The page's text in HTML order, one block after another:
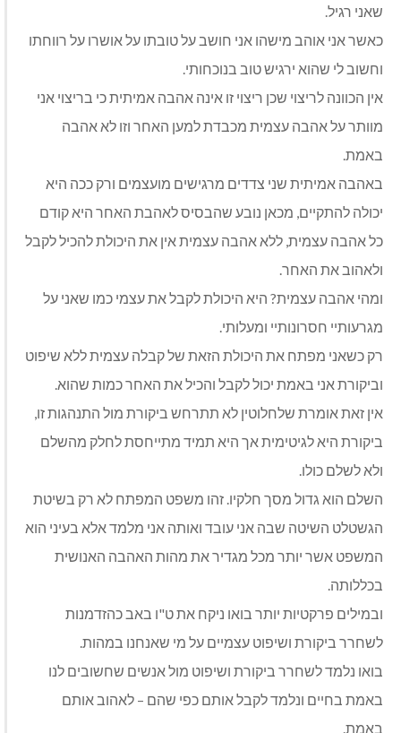
שאני רגיל.
כאשר אני אוהב מישהו אני חושב על טובתו על אושרו על רווחתו
וחשוב לי שהוא ירגיש טוב בנוכחותי.
אין הכוונה לריצוי שכן ריצוי זו אינה אהבה אמיתית כי בריצוי אני
מוותר על אהבה עצמית מכבדת למען האחר וזו לא אהבה
באמת.
באהבה אמיתית שני צדדים מרגישים מועצמים ורק ככה היא
יכולה להתקיים, מכאן נובע שהבסיס לאהבת האחר היא קודם
כל אהבה עצמית, ללא אהבה עצמית אין את היכולת להכיל לקבל
ולאהוב את האחר.
ומהי אהבה עצמית? היא היכולת לקבל את עצמי כמו שאני על
מגרעותיי חסרונותיי ומעלותי.
רק כשאני מפתח את היכולת הזאת של קבלה עצמית ללא שיפוט
וביקורת אני באמת יכול לקבל והכיל את האחר כמות שהוא.
אין זאת אומרת שלחלוטין לא תתרחש ביקורת מול התנהגות זו,
ביקורת היא לגיטימית אך היא תמיד מתייחסת לחלק מהשלם
ולא לשלם כולו.
השלם הוא גדול מסך חלקיו. זהו משפט המפתח לא רק בשיטת
הגשטלט השיטה שבה אני עובד ואותה אני מלמד אלא בעיני הוא
המשפט אשר יותר מכל מגדיר את מהות האהבה האנושית
בכללותה.
ובמילים פרקטיות יותר בואו ניקח את ט"ו באב כהזדמנות
לשחרר ביקורת ושיפוט עצמיים על מי שאנחנו במהות.
בואו נלמד לשחרר ביקורת ושיפוט מול אנשים שחשובים לנו
באמת בחיים ונלמד לקבל אותם כפי שהם – לאהוב אותם
באמת.